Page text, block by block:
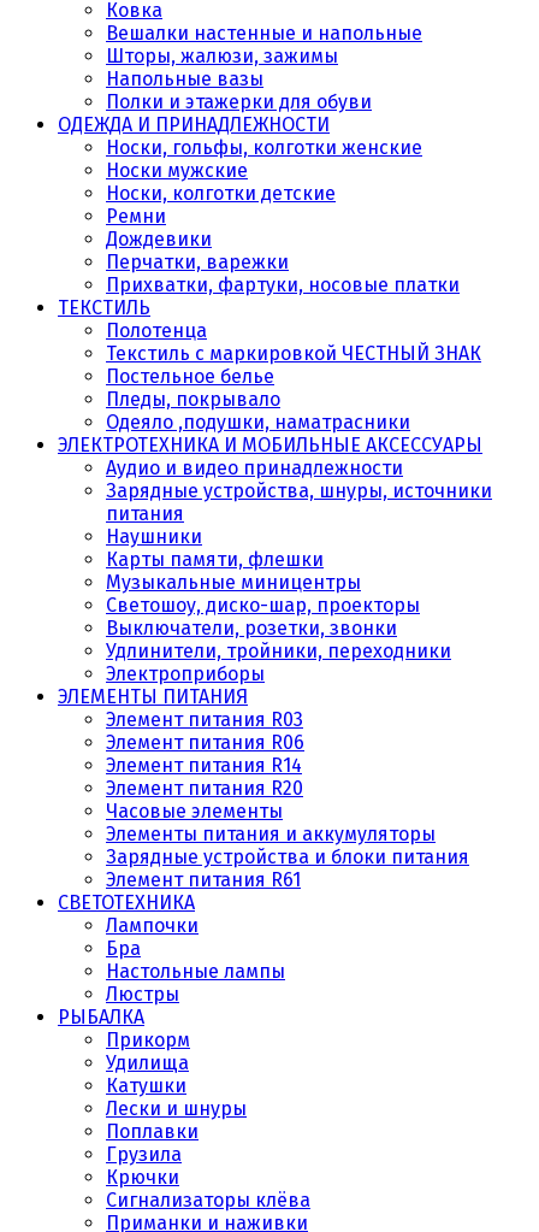
Ковка
Вешалки настенные и напольные
Шторы, жалюзи, зажимы
Напольные вазы
Полки и этажерки для обуви
ОДЕЖДА И ПРИНАДЛЕЖНОСТИ
Носки, гольфы, колготки женские
Носки мужские
Носки, колготки детские
Ремни
Дождевики
Перчатки, варежки
Прихватки, фартуки, носовые платки
ТЕКСТИЛЬ
Полотенца
Текстиль с маркировкой ЧЕСТНЫЙ ЗНАК
Постельное белье
Пледы, покрывало
Одеяло ,подушки, наматрасники
ЭЛЕКТРОТЕХНИКА И МОБИЛЬНЫЕ АКСЕССУАРЫ
Аудио и видео принадлежности
Зарядные устройства, шнуры, источники
питания
Наушники
Карты памяти, флешки
Музыкальные миницентры
Светошоу, диско-шар, проекторы
Выключатели, розетки, звонки
Удлинители, тройники, переходники
Электроприборы
ЭЛЕМЕНТЫ ПИТАНИЯ
Элемент питания R03
Элемент питания R06
Элемент питания R14
Элемент питания R20
Часовые элементы
Элементы питания и аккумуляторы
Зарядные устройства и блоки питания
Элемент питания R61
СВЕТОТЕХНИКА
Лампочки
Бра
Настольные лампы
Люстры
РЫБАЛКА
Прикорм
Удилища
Катушки
Лески и шнуры
Поплавки
Грузила
Крючки
Сигнализаторы клёва
Приманки и наживки